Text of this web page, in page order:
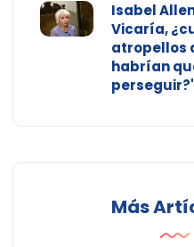
Isabel
Vicaría,
atropellos
habrían
Más